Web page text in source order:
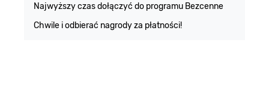
Najwyższy czas dołączyć do programu Bezcenne
Chwile i odbierać nagrody za płatności!